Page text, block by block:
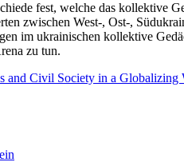
fest, welche das kollektive
zwischen West-, Ost-,
im ukrainischen kollektive
zu tun.
and Civil Society in a Globalizing